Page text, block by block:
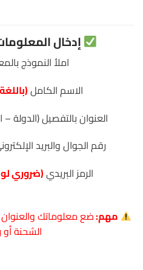
إدخال
املأ النموذج
الاسم الكامل
العنوان بالتفصيل (الدولة
رقم الجوال والبريد
الرمز البريدي(ضروري
مهم:ضع معلوماتك والعنوان
الشحنة